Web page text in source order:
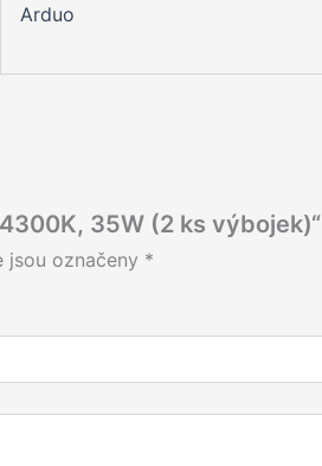
Arduo
35W (2 ks výbojek)“
jsou označeny *